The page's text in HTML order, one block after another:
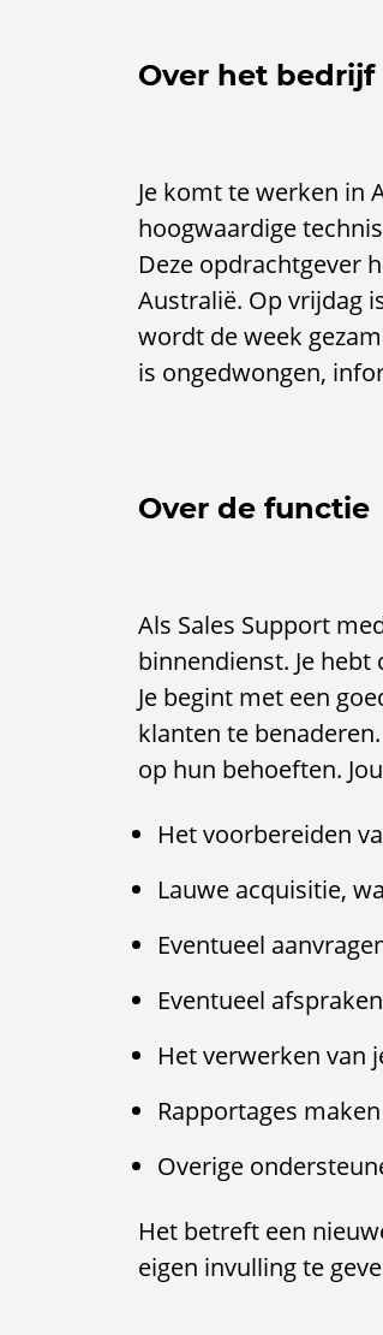
Over het bedrijf
Je komt te werken in
hoogwaardige
Deze opdrachtgever
Australië. Op vrijdag
wordt de week
is ongedwongen,
Over de functie
Als Sales Support
binnendienst. Je
Je begint met een
klanten te
op hun behoeften.
Het voorbereiden
Lauwe acquisitie,
Eventueel
Eventueel
Het verwerken van
Rapportages
Overige
Het betreft een
eigen invulling te